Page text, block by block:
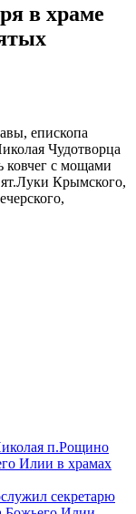
в храме
епископа
Чудотворца
ковчег с мощами
Крымского,
п.Рощино
Илии в храмах
секретарю